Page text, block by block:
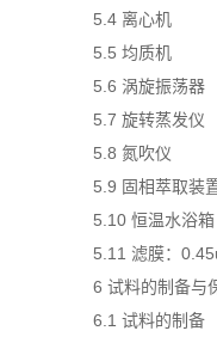
5.4 离心机
5.5 均质机
5.6 涡旋振荡器
5.7 旋转蒸发仪
5.8 氮吹仪
5.9 固相萃取装
5.10 恒温水浴箱
5.11 滤膜：
6 试料的制备与
6.1 试料的制备